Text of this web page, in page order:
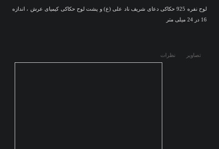
لوح نفره 925 حکاکی دعای شریف ناد علی (ع) و پشت لوح حکاکی کیمیای عرش ، اندازه
16 در 24 میلی متر
تصاوير نظرات